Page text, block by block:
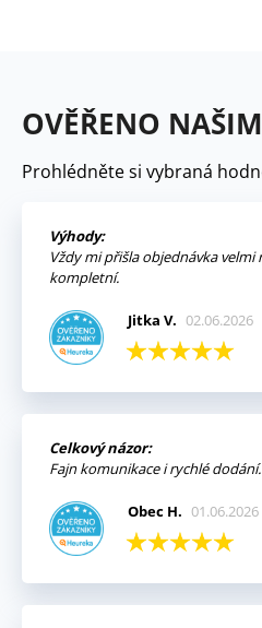
OVĚŘENO
Prohlédněte si vybraná
Výhody:
Vždy mi přišla objednávka velmi
kompletní.
Jitka V. 02.06.2026
Celkový názor:
Fajn komunikace i rychlé dodání.
Obec H. 01.06.2026